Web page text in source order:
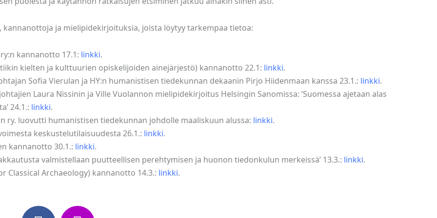
kannanottoja ja mielipidekirjoituksia, joista löytyy tarkempaa tietoa:
kannanotto 17.1: linkki.
kielten ja kulttuurien opiskelijoiden ainejärjestö) kannanotto 22.1: linkki.
Sofia Vierulan ja HY:n humanistisen tiedekunnan dekaanin Pirjo Hiidenmaan kanssa 23.1.: linkki.
Laura Nissinin ja Ville Vuolannon mielipidekirjoitus Helsingin Sanomissa: ’Suomessa ajetaan alas
24.1.: linkki.
ry. luovutti humanistisen tiedekunnan johdolle maaliskuun alussa: linkki.
keskustelutilaisuudesta 26.1.: linkki.
kannanotto 30.1.: linkki.
valmistellaan puutteellisen perehtymisen ja huonon tiedonkulun merkeissä’ 13.3.: linkki.
Classical Archaeology) kannanotto 14.3.: linkki.
F I